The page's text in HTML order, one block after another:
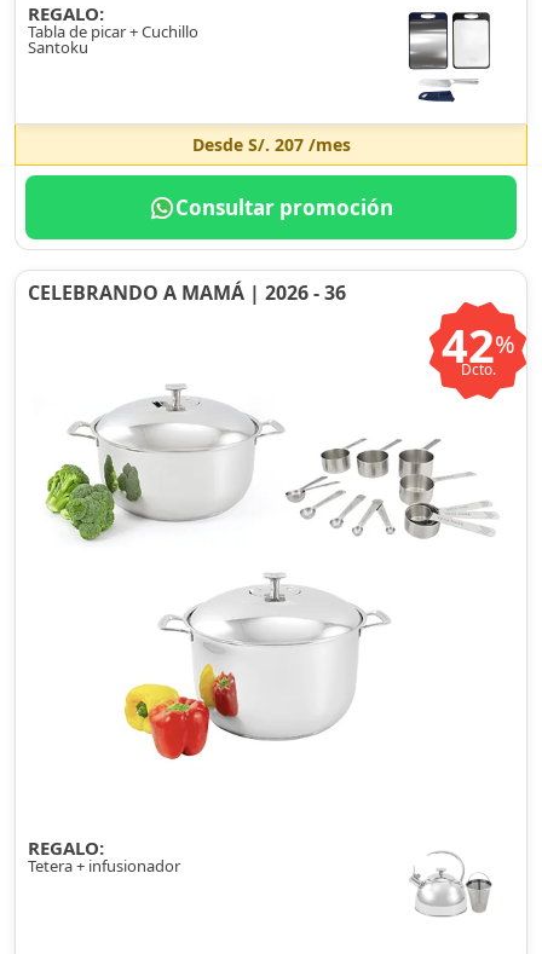
REGALO:
Tabla de picar + Cuchillo
Santoku
Desde S/. 207/mes
Consultar promoción
CELEBRANDO A MAMÁ | 2026 - 36
42%
Dcto.
REGALO:
Tetera + infusionador